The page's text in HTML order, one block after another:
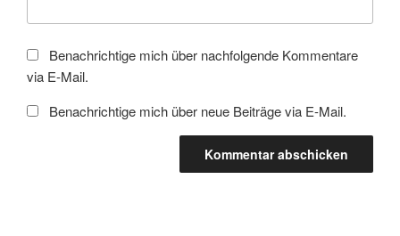
Benachrichtige mich über nachfolgende Kommentare
via E-Mail.
Benachrichtige mich über neue Beiträge via E-Mail.